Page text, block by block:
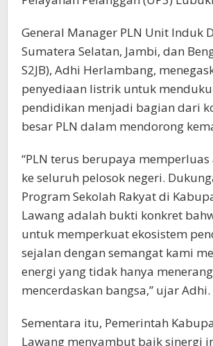
General Manager PLN Unit Induk
Sumatera Selatan, Jambi, dan
S2JB), Adhi Herlambang,
penyediaan listrik untuk
pendidikan menjadi bagian dari
besar PLN dalam mendorong
“PLN terus berupaya
ke seluruh pelosok negeri.
Program Sekolah Rakyat di
Lawang adalah bukti konkret
untuk memperkuat ekosistem
sejalan dengan semangat kami
energi yang tidak hanya
mencerdaskan bangsa,” ujar Adhi.
Sementara itu, Pemerintah
Lawang menyambut baik sinergi